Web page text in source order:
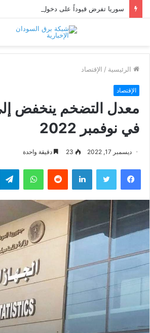
الرئيسية / الإقتصاد
الإقتصاد
في نوفمبر 2022
ديسمبر 17, 2022 23 دقيقة واحدة
فيسبوك تويتر لينكدإن واتساب